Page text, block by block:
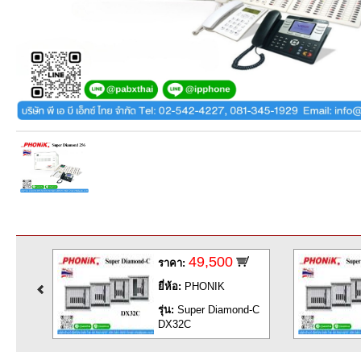
ราคา: 49,500
ยี่ห้อ: PHONIK
รุ่น: Super Diamond-C
DX32C